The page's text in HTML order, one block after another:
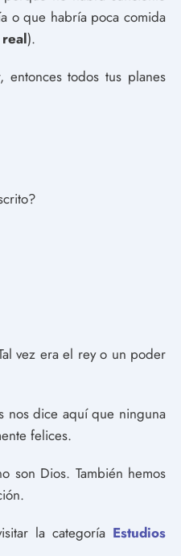
o que habría poca comida
).
todos tus planes
vez era el rey o un poder
nos dice aquí que ninguna
felices.
son Dios. También hemos
la categoría Estudios